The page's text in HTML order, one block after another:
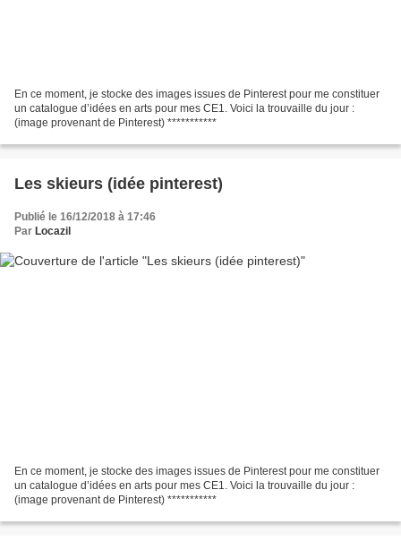
En ce moment, je stocke des images issues de Pinterest pour me constituer
un catalogue d’idées en arts pour mes CE1. Voici la trouvaille du jour :
(image provenant de Pinterest) ***********
Les skieurs (idée pinterest)
Publié le 16/12/2018 à 17:46
Par Locazil
En ce moment, je stocke des images issues de Pinterest pour me constituer
un catalogue d’idées en arts pour mes CE1. Voici la trouvaille du jour :
(image provenant de Pinterest) ***********